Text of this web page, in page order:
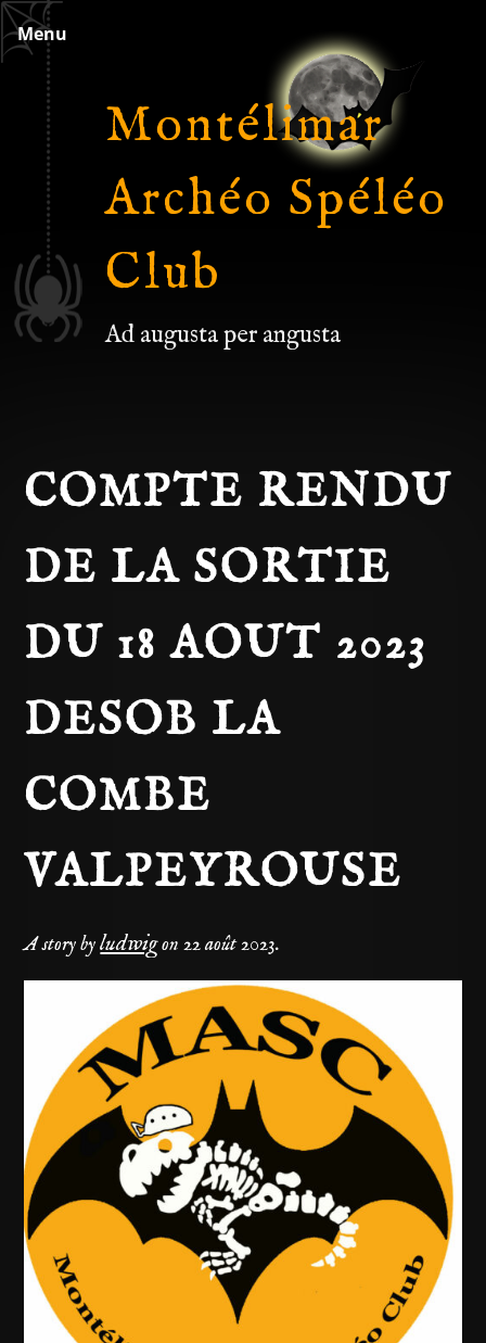
Skip
to
content
Menu
Montélimar
Archéo Spéléo
Club
Ad augusta per angusta
COMPTE RENDU
DE LA SORTIE
DU 18 AOUT 2023
DESOB LA
COMBE
VALPEYROUSE
A story byludwigon22 août 2023.